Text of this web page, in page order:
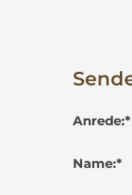
Anrede:*
Name:*